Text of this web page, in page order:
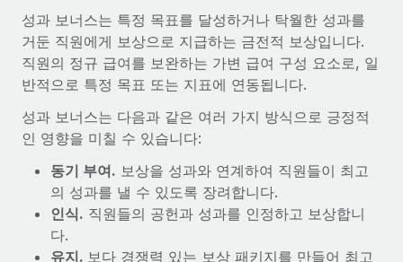
계약자 관리
전 세계 계약자의 온보딩 및 관리
PEO
복잡한 고용 업무를 아웃소싱
인프라
Remote 통합
HR을 워크플로에 매끄럽게 통합
Remote와 다른 솔루션 비교
다른 업체들과 비교해보기
스타트업
중견기업
맞춤형 HR 솔루션으로 팀 확장
국가별 총 인건비 계산
계약자 지급 계산기
글로벌 계약직을 위한 통화 옵션과 지급 소요 시간 확인
REMOTE와 함께 배우기
리서치 및 가이드
사례 연구
HR 용어집
English
Nederlands
Français
Deutsch
Español
Italiano
로그인
성과 보너스는 특정 목표를 달성하거나 탁월한 성과를
거둔 직원에게 보상으로 지급하는 금전적 보상입니다.
직원의 정규 급여를 보완하는 가변 급여 구성 요소로, 일
반적으로 특정 목표 또는 지표에 연동됩니다.
성과 보너스는 다음과 같은 여러 가지 방식으로 긍정적
인 영향을 미칠 수 있습니다:
동기 부여. 보상을 성과와 연계하여 직원들이 최고
의 성과를 낼 수 있도록 장려합니다.
인식. 직원들의 공헌과 성과를 인정하고 보상합니
다.
유지. 보다 경쟁력 있는 보상 패키지를 만들어 최고